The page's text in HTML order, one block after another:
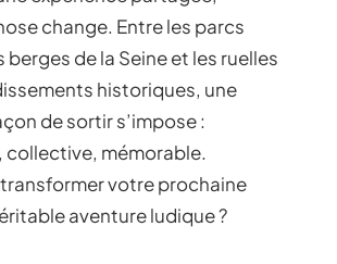
change. Entre les parcs
berges de la Seine et les ruelles
historiques, une
de sortir s’impose :
collective, mémorable.
votre prochaine
aventure ludique ?